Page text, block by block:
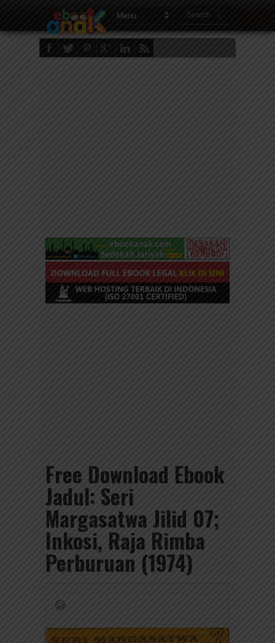
Free Download Ebook
Jadul: Seri
Margasatwa Jilid 07;
Inkosi, Raja Rimba
Perburuan (1974)